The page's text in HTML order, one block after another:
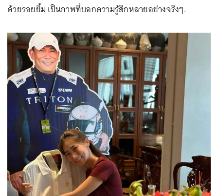
ด้วยรอยยิ้ม เป็นภาพที่บอกความรู้สึกหลายอย่างจริงๆ.